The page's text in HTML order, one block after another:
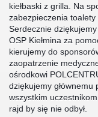
kiełbaski z grilla. Na
zabezpieczenia toalety
Serdecznie
OSP Kiełmina za
kierujemy do
zaopatrzenie
ośrodkowi
dziękujemy głównemu
wszystkim
rajd by się nie odbył.